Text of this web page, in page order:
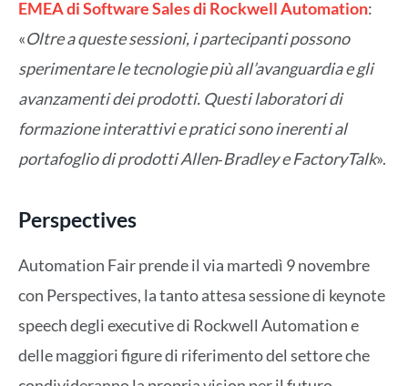
EMEA di Software Sales di Rockwell Automation:
«Oltre a queste sessioni, i partecipanti possono
sperimentare le tecnologie più all’avanguardia e gli
avanzamenti dei prodotti. Questi laboratori di
formazione interattivi e pratici sono inerenti al
portafoglio di prodotti Allen‑Bradley e FactoryTalk».
Perspectives
Automation Fair prende il via martedì 9 novembre
con Perspectives, la tanto attesa sessione di keynote
speech degli executive di Rockwell Automation e
delle maggiori figure di riferimento del settore che